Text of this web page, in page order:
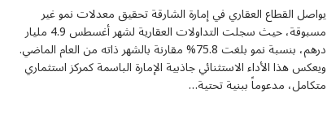
يواصل القطاع العقاري في إمارة الشارقة تحقيق معدلات نمو غير
مسبوقة، حيث سجلت التداولات العقارية لشهر أغسطس 4.9 مليار
درهم، بنسبة نمو بلغت 75.8% مقارنة بالشهر ذاته من العام الماضي.
ويعكس هذا الأداء الاستثنائي جاذبية الإمارة الباسمة كمركز استثماري
متكامل، مدعوماً ببنية تحتية…